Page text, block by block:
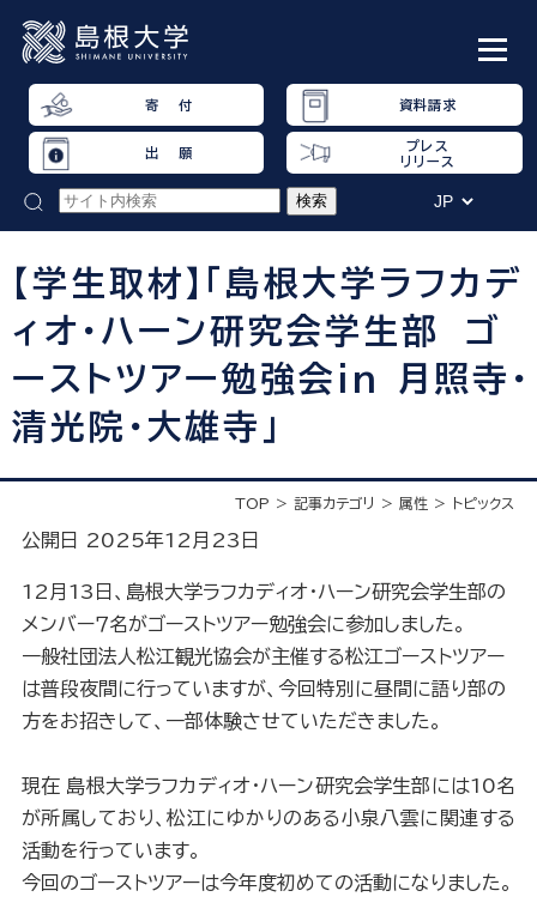
寄 付 資料請求
出 願
プレス
リリース
【学生取材】「島根大学ラフカデ
ィオ・ハーン研究会学生部 ゴ
ーストツアー勉強会in 月照寺・
清光院・大雄寺」
TOP 記事カテゴリ 属性 トピックス
公開日 2025年12月23日
12月13日、島根大学ラフカディオ・ハーン研究会学生部の
メンバー７名がゴーストツアー勉強会に参加しました。
一般社団法人松江観光協会が主催する松江ゴーストツアー
は普段夜間に行っていますが、今回特別に昼間に語り部の
方をお招きして、一部体験させていただきました。
現在 島根大学ラフカディオ・ハーン研究会学生部には10名
が所属しており、松江にゆかりのある小泉八雲に関連する
活動を行っています。
今回のゴーストツアーは今年度初めての活動になりました。